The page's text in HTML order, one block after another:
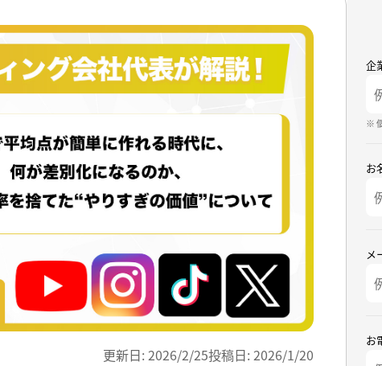
更新日: 2026/2/25投稿日: 2026/1/20
企
※
お
メ
お